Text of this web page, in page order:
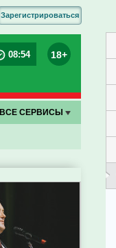
Зарегистрироваться
08:54 18+
ВСЕ СЕРВИСЫ